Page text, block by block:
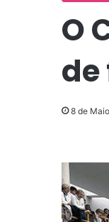
O
8 de